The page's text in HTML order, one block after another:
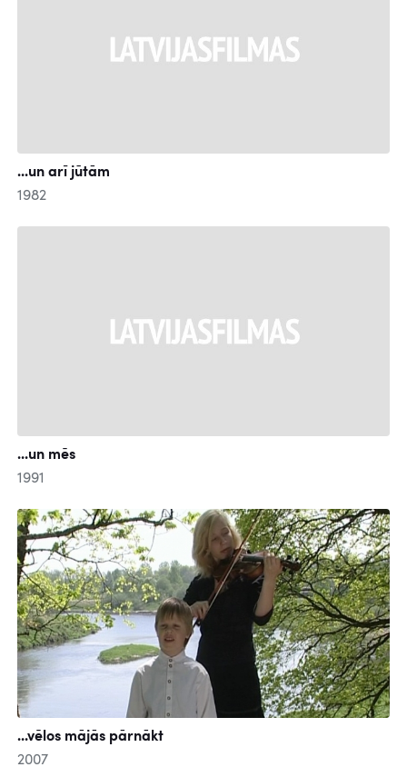
...un arī jūtām
1982
...un mēs
1991
...vēlos mājās pārnākt
2007